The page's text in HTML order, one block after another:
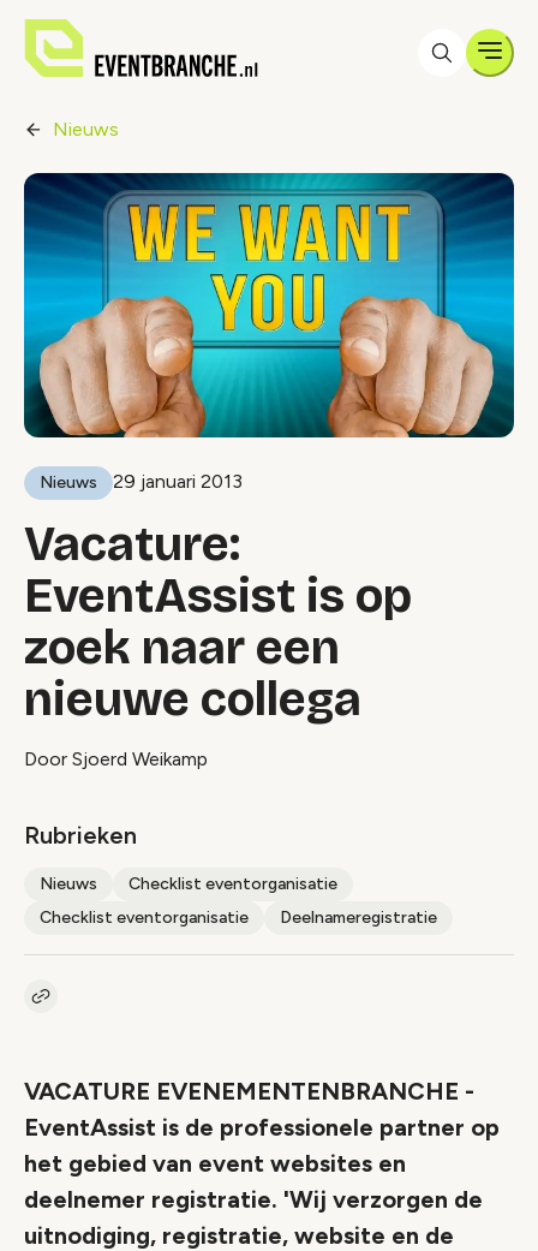
Nieuws
Nieuws 29 januari 2013
Vacature:
EventAssist is op
zoek naar een
nieuwe collega
Door Sjoerd Weikamp
Rubrieken
Nieuws
Checklist eventorganisatie
Checklist eventorganisatie
Deelnameregistratie
Kopieer link naar artikel
VACATURE EVENEMENTENBRANCHE -
EventAssist is de professionele partner op
het gebied van event websites en
deelnemer registratie. 'Wij verzorgen de
uitnodiging, registratie, website en de